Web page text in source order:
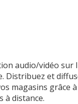
audio/vidéo sur
Distribuez et
magasins grâce
à distance.